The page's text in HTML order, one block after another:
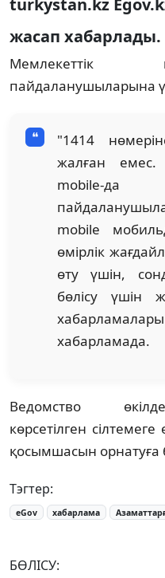
жасап хабарлады.
Мемлекеттік
пайдаланушыларына
"1414
жалған
mobile-
mobile
өмірлік
өту үшін,
бөлісу үшін
хабарламада.
Ведомство
көрсетілген
қосымшасын
Тэгтер:
eGov хабарлама
БӨЛІСУ: